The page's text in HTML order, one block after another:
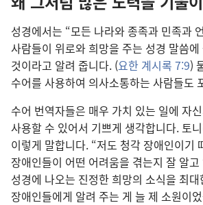
성경에서는 “모든 나라와 종족과 민족과
사람들이 위로와 희망을 주는 성경 말씀
것이라고 알려 줍니다. (요한 계시록 7:9)
수어를 사용하여 의사소통하는 사람들도
수어 번역자들은 매우 가치 있는 일에 자
사용할 수 있어서 기쁘게 생각합니다. 토
이렇게 말합니다. “저도 청각 장애인이기
장애인들이 어떤 어려움을 겪는지 잘 알
성경에 나오는 진정한 희망의 소식을 최
장애인들에게 알려 주는 게 늘 제 소원이